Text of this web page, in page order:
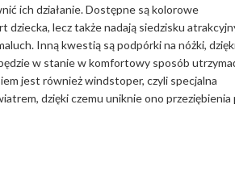
ich działanie. Dostępne są kolorowe
dziecka, lecz także nadają siedzisku
Inną kwestią są podpórki na nóżki,
w stanie w komfortowy sposób
jest również windstoper, czyli specjalna
dzięki czemu uniknie ono przeziębienia